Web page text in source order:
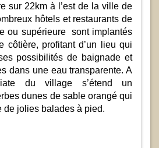
sur 22km à l’est de la ville de
hôtels et restaurants de
ou supérieure sont implantés
côtière, profitant d’un lieu qui
possibilités de baignade et
dans une eau transparente. A
du village s’étend un
dunes de sable orangé qui
de jolies balades à pied.